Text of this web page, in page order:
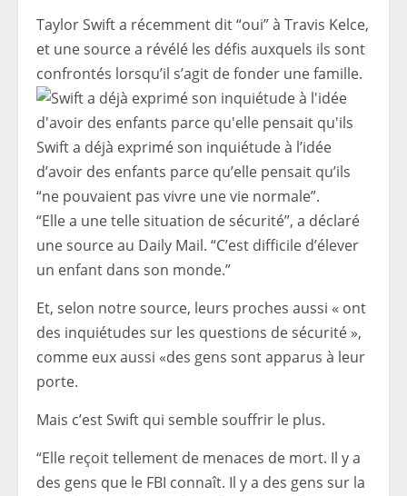
Taylor Swift a récemment dit “oui” à Travis Kelce,
et une source a révélé les défis auxquels ils sont
confrontés lorsqu’il s’agit de fonder une famille.
Swift a déjà exprimé son inquiétude à l’idée
d’avoir des enfants parce qu’elle pensait qu’ils
“ne pouvaient pas vivre une vie normale”.
“Elle a une telle situation de sécurité”, a déclaré
une source au Daily Mail. “C’est difficile d’élever
un enfant dans son monde.”
Et, selon notre source, leurs proches aussi « ont
des inquiétudes sur les questions de sécurité »,
comme eux aussi «des gens sont apparus à leur
porte.
Mais c’est Swift qui semble souffrir le plus.
“Elle reçoit tellement de menaces de mort. Il y a
des gens que le FBI connaît. Il y a des gens sur la